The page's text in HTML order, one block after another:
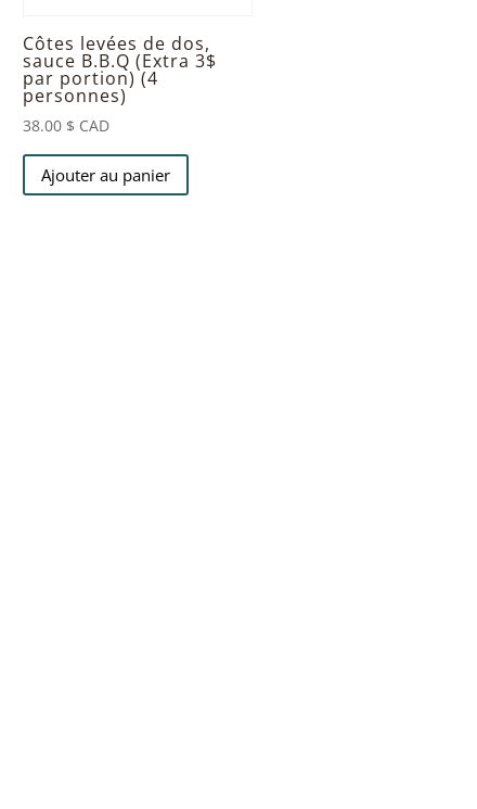
Côtes levées de dos,
sauce B.B.Q (Extra 3$
par portion) (4
personnes)
38.00 $ CAD
Ajouter au panier